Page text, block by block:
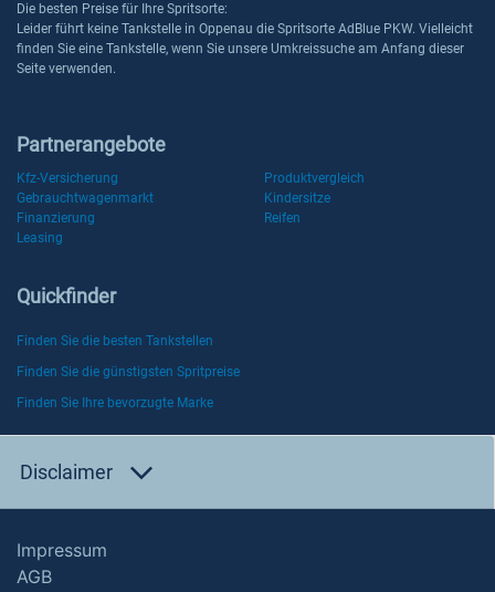
Die besten Preise für Ihre Spritsorte:
Leider führt keine Tankstelle in Oppenau die Spritsorte AdBlue PKW. Vielleicht
finden Sie eine Tankstelle, wenn Sie unsere Umkreissuche am Anfang dieser
Seite verwenden.
Partnerangebote
Kfz-Versicherung
Produktvergleich
Gebrauchtwagenmarkt
Kindersitze
Finanzierung
Reifen
Leasing
Quickfinder
Finden Sie die besten Tankstellen
Finden Sie die günstigsten Spritpreise
Finden Sie Ihre bevorzugte Marke
Disclaimer
Impressum
AGB